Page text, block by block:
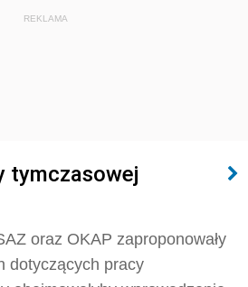
REKLAMA
tymczasowej
oraz OKAP zaproponowały
dotyczących pracy